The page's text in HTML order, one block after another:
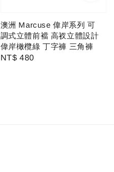
澳洲 Marcuse 偉岸系列 可
調式立體前襠 高衩立體設計
偉岸橄欖綠 丁字褲 三角褲
Regular
NT$ 480